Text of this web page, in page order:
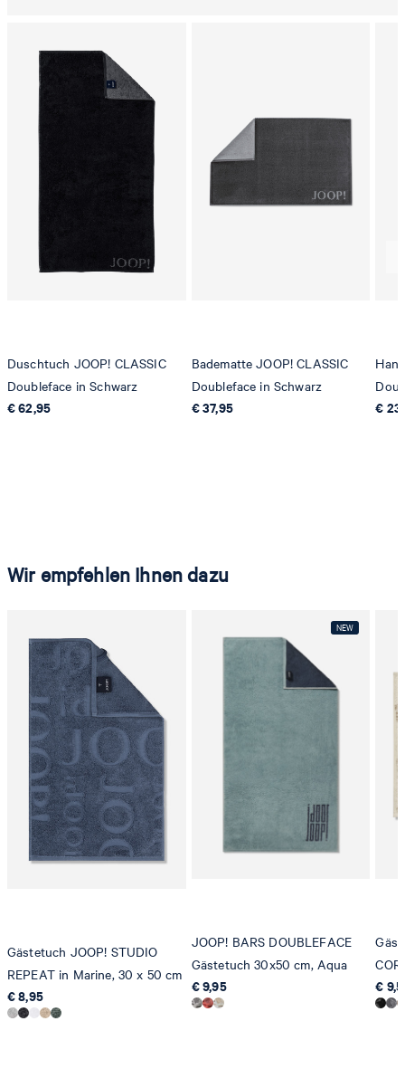
Duschtuch JOOP! CLASSIC
Doubleface in Schwarz
€ 62,95
Badematte JOOP! CLASSIC
Doubleface in Schwarz
€ 37,95
€
Wir empfehlen Ihnen dazu
Gästetuch JOOP! STUDIO
REPEAT in Marine, 30 x 50 cm
€ 8,95
JOOP! BARS DOUBLEFACE
Gästetuch 30x50 cm, Aqua
€ 9,95
€